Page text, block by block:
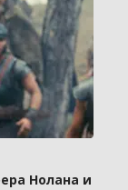
Нолана и